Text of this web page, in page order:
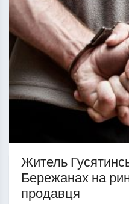
Житель
Бережанах на
продавця